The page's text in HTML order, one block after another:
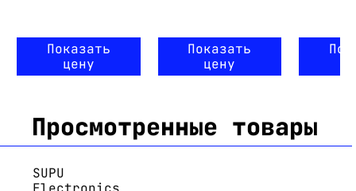
Показать
цену
Показать
цену
Просмотренные товары
SUPU